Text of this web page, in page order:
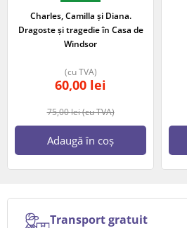
Charles, Camilla și Diana.
Dragoste și tragedie în Casa de
Windsor
75,00lei(cu TVA)
60,00 lei
(cu TVA)
Adaugă în coș
Transport gratuit